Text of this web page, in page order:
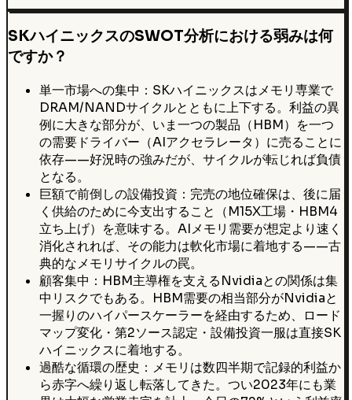
SKハイニックスのSWOT分析における弱みは何
ですか？
単一市場への集中：SKハイニックスはメモリ専業で
DRAM/NANDサイクルとともに上下する。利益の異
例に大きな部分が、いま一つの製品（HBM）を一つ
の需要ドライバー（AIアクセラレータ）に売ることに
依存——好況時の強みだが、サイクルが転じれば負債
となる。
巨額で前倒しの設備投資：完売の地位確保は、後に届
く供給のために今支出すること（M15X工場・HBM4
立ち上げ）を意味する。AIメモリ需要が想定より速く
消化されれば、その能力は軟化市場に着地する——古
典的なメモリサイクルの罠。
顧客集中：HBM主導権を支えるNvidiaとの関係は集
中リスクでもある。HBM需要の相当部分がNvidiaと
一握りのハイパースケーラーを経由するため、ロード
マップ変化・第2ソース認定・設備投資一服は直接SK
ハイニックスに着地する。
過酷な循環の歴史：メモリは数四半期で記録的利益か
ら赤字へ繰り返し転落してきた。つい2023年にも業